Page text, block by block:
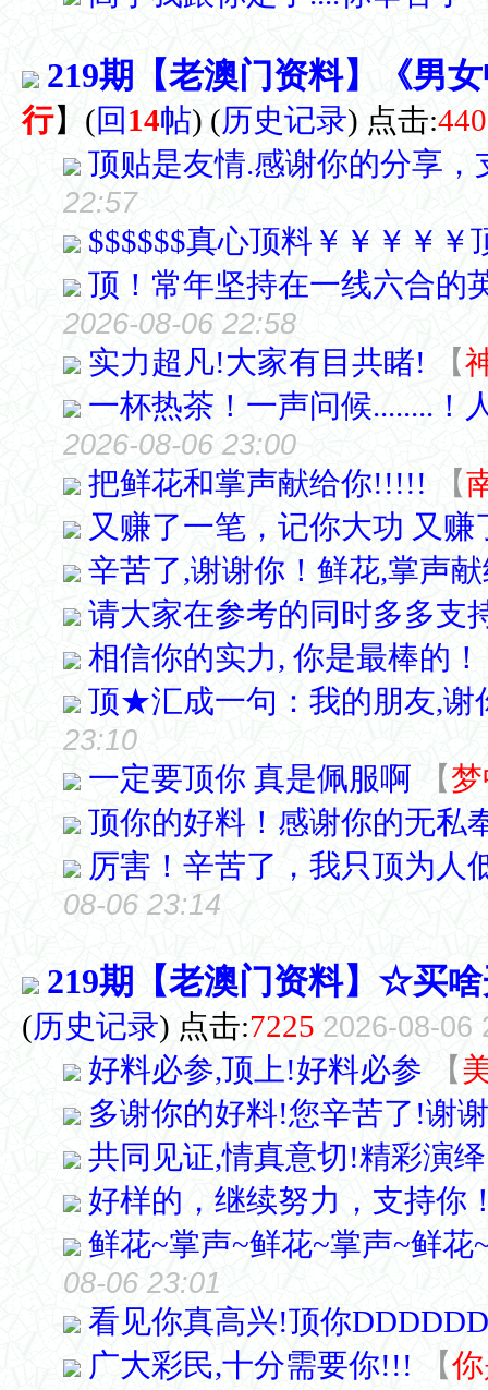
219期【老澳门资料】《男
行】 (回 14帖) (历史记录) 点击:
顶贴是友情.感谢你的分享
22:57
$$$$$$真心顶料￥￥￥￥
顶！常年坚持在一线六合的
2026-08-06 22:58
实力超凡!大家有目共睹! 【
一杯热茶！一声问候........！
2026-08-06 23:00
把鲜花和掌声献给你!!!!! 【
又赚了一笔，记你大功 又赚
辛苦了,谢谢你！鲜花,掌声
请大家在参考的同时多多支
相信你的实力, 你是最棒的
顶★汇成一句：我的朋友,谢
23:10
一定要顶你 真是佩服啊 【
顶你的好料！感谢你的无私
厉害！辛苦了，我只顶为人
08-06 23:14
219期【老澳门资料】☆买
(历史记录) 点击:7225 2026-08-06
好料必参,顶上!好料必参 【
多谢你的好料!您辛苦了!谢
共同见证,情真意切!精彩演绎
好样的，继续努力，支持你
鲜花~掌声~鲜花~掌声~鲜花
08-06 23:01
看见你真高兴!顶你
广大彩民,十分需要你!!!
【